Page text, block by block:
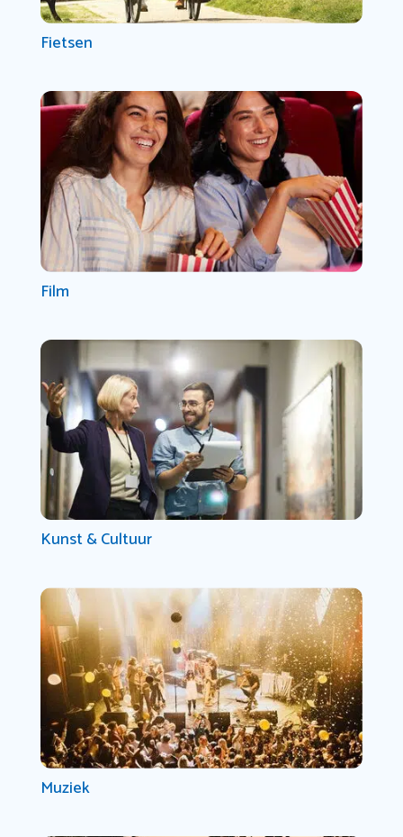
Fietsen
Film
Kunst & Cultuur
Muziek